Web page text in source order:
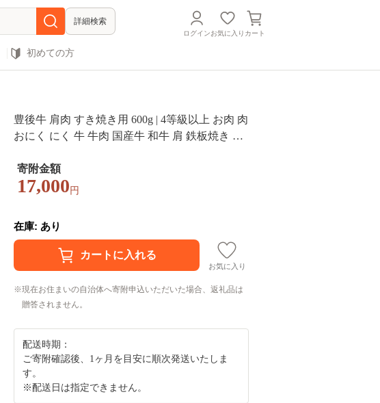
詳細検索
ログインお気に入り カート
初めての方
豊後牛 肩肉 すき焼き用 600g | 4等級以上 お肉 肉
おにく にく 牛 牛肉 国産牛 和牛 肩 鉄板焼き す
市
寄附金額
17,000 円
在庫: あり
お気に入り
現在お住まいの自治体へ寄附申込いただいた場合、返礼品は
贈答されません。
配送時期：
ご寄附確認後、1ヶ月を目安に順次発送いたしま
す。
※配送日は指定できません。